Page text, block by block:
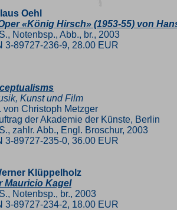
Oehl
«König Hirsch» (1953-55) von
Notenbsp., Abb., br., 2003
3-89727-236-9, 28.00 EUR
Kunst und Film
von Christoph Metzger
der Akademie der Künste, Berlin
zahlr. Abb., Engl. Broschur, 2003
3-89727-235-0, 36.00 EUR
Klüppelholz
Mauricio Kagel
Notenbsp., br., 2003
3-89727-234-2, 18.00 EUR